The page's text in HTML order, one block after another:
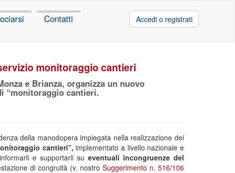
Contatti Accedi o registrati
monitoraggio cantieri
e Brianza, organizza un nuovo
“monitoraggio cantieri.
della manodopera impiegata nella realizzazione dei
cantieri”, implementato a livello nazionale e
e supportarli sueventuali incongruenze del
di congruità (v. nostroSuggerimento n. 516/106